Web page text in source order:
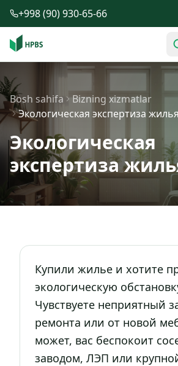
Tarkibga o'tish
+998 (90) 930-65-66
Bosh sahifa
Bizning xizmatlar
Экологическая экспертиза жилья
Экологическая
экспертиза
Купили жилье и хотите
экологическую
Чувствуете неприятный
ремонта или от новой
может, вас беспокоит
заводом, ЛЭП или